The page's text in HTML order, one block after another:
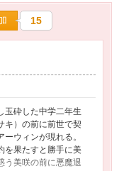
15
玉砕した中学二年生
キ）の前に前世で契
ウィンが現れる。
を果たすと勝手に美
う美咲の前に悪魔退